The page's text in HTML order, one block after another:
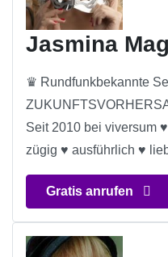
Jasmina
♛ Rundfunkbekannte
Seit 2010 bei viversum
zügig ♥ ausführlich ♥
Gratis anrufen